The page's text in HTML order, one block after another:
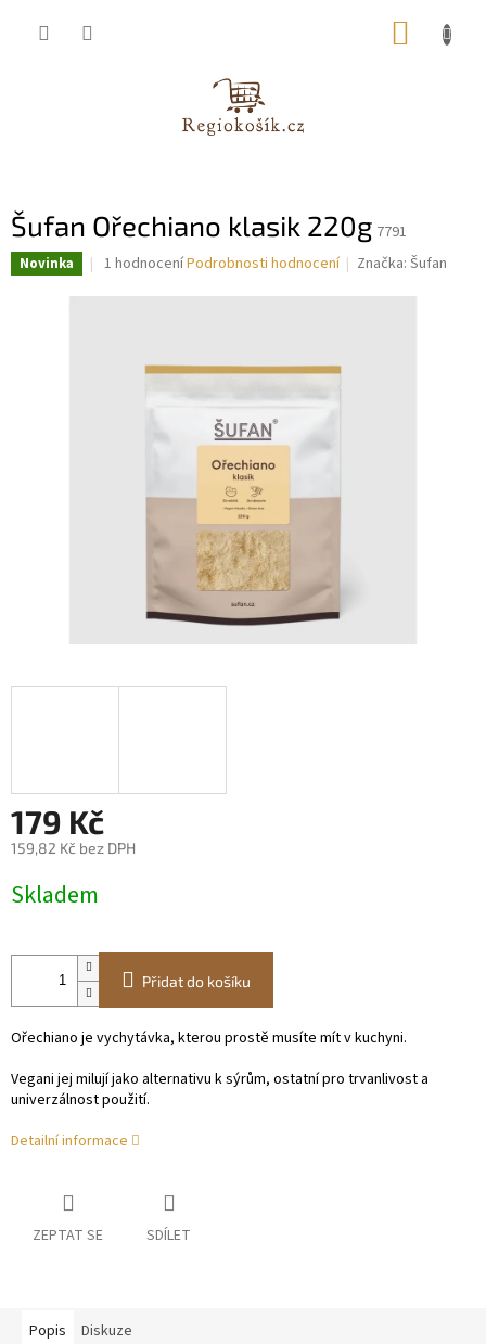
Šufan Ořechiano klasik 220g 7791
Novinka
Průměrné
produktu
hvězdiček.
1 hodnoceníPodrobnosti hodnocení Značka:Šufan
179 Kč
159,82 Kč bez DPH
cena:
Skladem
Přidat do košíku
Ořechiano je vychytávka, kterou prostě musíte mít v kuchyni.
Vegani jej milují jako alternativu k sýrům, ostatní pro trvanlivost a
univerzálnost použití.
Detailní informace
ZEPTAT SE SDÍLET
Popis Diskuze